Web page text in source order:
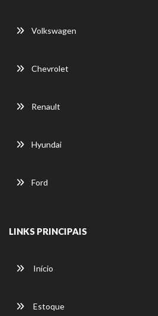
Volkswagen
Chevrolet
Renault
Hyundai
Ford
LINKS PRINCIPAIS
Início
Estoque